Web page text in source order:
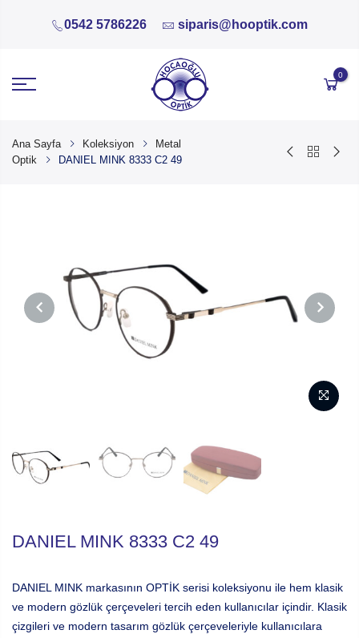
0542 5786226 siparis@hooptik.com
0
Ana Sayfa Koleksiyon
Metal
Optik
DANIEL MINK 8333 C2 49
DANIEL MINK 8333 C2 49
DANIEL MINK markasının OPTİK serisi koleksiyonu ile hem klasik
ve modern gözlük çerçeveleri tercih eden kullanıcılar içindir. Klasik
çizgileri ve modern tasarım gözlük çerçeveleriyle kullanıcılara